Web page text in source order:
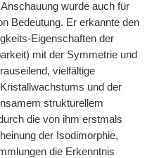
wurde auch für
Bedeutung. Er erkannte den
Eigenschaften der
mit der Symmetrie und
vielfältige
und der
strukturellem
die von ihm erstmals
der Isodimorphie,
die Erkenntnis